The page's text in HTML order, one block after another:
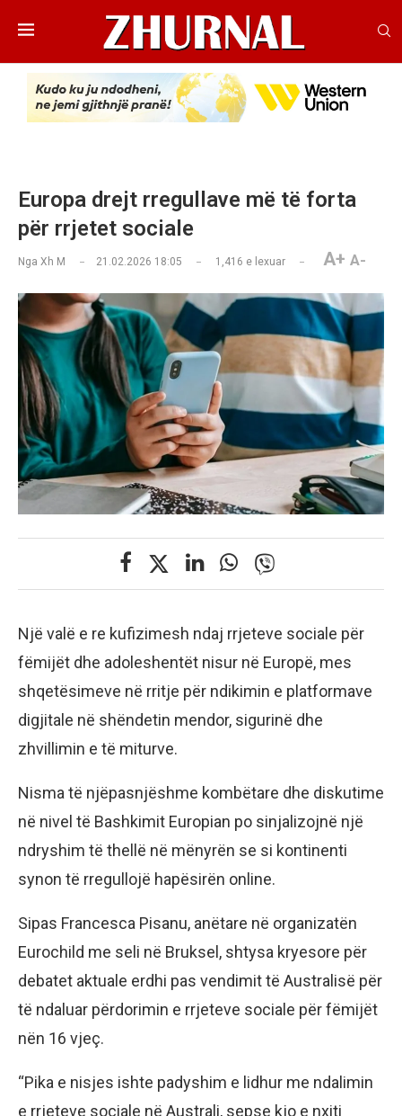
Europa drejt rregullave më të forta
për rrjetet sociale
Nga Xh M 21.02.2026 18:05 1,416 e lexuar A+ A-
Një valë e re kufizimesh ndaj rrjeteve sociale për
fëmijët dhe adoleshentët nisur në Europë, mes
shqetësimeve në rritje për ndikimin e platformave
digjitale në shëndetin mendor, sigurinë dhe
zhvillimin e të miturve.
Nisma të njëpasnjëshme kombëtare dhe diskutime
në nivel të Bashkimit Europian po sinjalizojnë një
ndryshim të thellë në mënyrën se si kontinenti
synon të rregullojë hapësirën online.
Sipas Francesca Pisanu, anëtare në organizatën
Eurochild me seli në Bruksel, shtysa kryesore për
debatet aktuale erdhi pas vendimit të Australisë për
të ndaluar përdorimin e rrjeteve sociale për fëmijët
nën 16 vjeç.
“Pika e nisjes ishte padyshim e lidhur me ndalimin
e rrjeteve sociale në Australi, sepse kjo e nxiti